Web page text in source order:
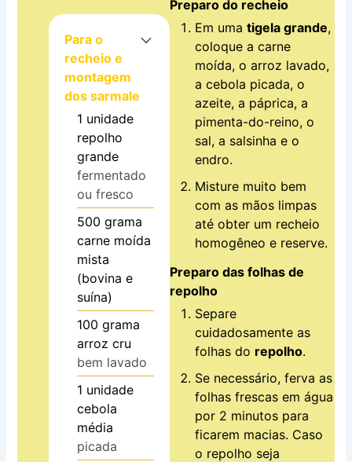
Para o
recheio e
montagem
dos sarmale
1 unidade
repolho
grande
fermentado
ou fresco
500 grama
carne moída
mista
(bovina e
suína)
100 grama
arroz cru
bem lavado
1 unidade
cebola
média
picada
Preparo do recheio
Em umatigela grande,
coloque a carne
moída, o arroz lavado,
a cebola picada, o
azeite, a páprica, a
pimenta-do-reino, o
sal, a salsinha e o
endro.
Misture muito bem
com as mãos limpas
até obter um recheio
homogêneo e reserve.
Preparo das folhas de
repolho
Separe
cuidadosamente as
folhas do repolho.
Se necessário, ferva as
folhas frescas em água
por 2 minutos para
ficarem macias. Caso
o repolho seja